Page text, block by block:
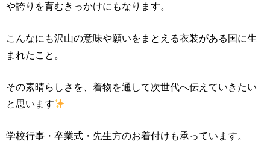
や誇りを育むきっかけにもなります。
こんなにも沢山の意味や願いをまとえる衣装がある国に生
まれたこと。
その素晴らしさを、着物を通して次世代へ伝えていきたい
と思います
学校行事・卒業式・先生方のお着付けも承っています。